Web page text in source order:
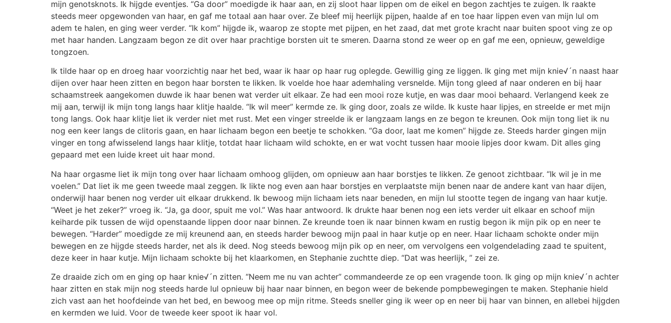
mijn genotsknots. Ik hijgde eventjes. “Ga door” moedigde ik haar aan, en zij sloot haar lippen om de eikel en begon zachtjes te zuigen. Ik raakte
steeds meer opgewonden van haar, en gaf me totaal aan haar over. Ze bleef mij heerlijk pijpen, haalde af en toe haar lippen even van mijn lul om
adem te halen, en ging weer verder. “Ik kom” hijgde ik, waarop ze stopte met pijpen, en het zaad, dat met grote kracht naar buiten spoot ving ze op
met haar handen. Langzaam begon ze dit over haar prachtige borsten uit te smeren. Daarna stond ze weer op en gaf me een, opnieuw, geweldige
tongzoen.
Ik tilde haar op en droeg haar voorzichtig naar het bed, waar ik haar op haar rug oplegde. Gewillig ging ze liggen. Ik ging met mijn knie√´n naast haar
dijen over haar heen zitten en begon haar borsten te likken. Ik voelde hoe haar ademhaling versnelde. Mijn tong gleed af naar onderen en bij haar
schaamstreek aangekomen duwde ik haar benen wat verder uit elkaar. Ze had een mooi roze kutje, en was daar mooi behaard. Verlangend keek ze
mij aan, terwijl ik mijn tong langs haar klitje haalde. “Ik wil meer” kermde ze. Ik ging door, zoals ze wilde. Ik kuste haar lipjes, en streelde er met mijn
tong langs. Ook haar klitje liet ik verder niet met rust. Met een vinger streelde ik er langzaam langs en ze begon te kreunen. Ook mijn tong liet ik nu
nog een keer langs de clitoris gaan, en haar lichaam begon een beetje te schokken. “Ga door, laat me komen” hijgde ze. Steeds harder gingen mijn
vinger en tong afwisselend langs haar klitje, totdat haar lichaam wild schokte, en er wat vocht tussen haar mooie lipjes door kwam. Dit alles ging
gepaard met een luide kreet uit haar mond.
Na haar orgasme liet ik mijn tong over haar lichaam omhoog glijden, om opnieuw aan haar borstjes te likken. Ze genoot zichtbaar. “Ik wil je in me
voelen.” Dat liet ik me geen tweede maal zeggen. Ik likte nog even aan haar borstjes en verplaatste mijn benen naar de andere kant van haar dijen,
onderwijl haar benen nog verder uit elkaar drukkend. Ik bewoog mijn lichaam iets naar beneden, en mijn lul stootte tegen de ingang van haar kutje.
“Weet je het zeker?” vroeg ik. “Ja, ga door, spuit me vol.” Was haar antwoord. Ik drukte haar benen nog een iets verder uit elkaar en schoof mijn
keiharde pik tussen de wijd openstaande lippen door naar binnen. Ze kreunde toen ik naar binnen kwam en rustig begon ik mijn pik op en neer te
bewegen. “Harder” moedigde ze mij kreunend aan, en steeds harder bewoog mijn paal in haar kutje op en neer. Haar lichaam schokte onder mijn
bewegen en ze hijgde steeds harder, net als ik deed. Nog steeds bewoog mijn pik op en neer, om vervolgens een volgendelading zaad te spuitent,
deze keer in haar kutje. Mijn lichaam schokte bij het klaarkomen, en Stephanie zuchtte diep. “Dat was heerlijk, ” zei ze.
Ze draaide zich om en ging op haar knie√´n zitten. “Neem me nu van achter” commandeerde ze op een vragende toon. Ik ging op mijn knie√´n achter
haar zitten en stak mijn nog steeds harde lul opnieuw bij haar naar binnen, en begon weer de bekende pompbewegingen te maken. Stephanie hield
zich vast aan het hoofdeinde van het bed, en bewoog mee op mijn ritme. Steeds sneller ging ik weer op en neer bij haar van binnen, en allebei hijgden
en kermden we luid. Voor de tweede keer spoot ik haar vol.